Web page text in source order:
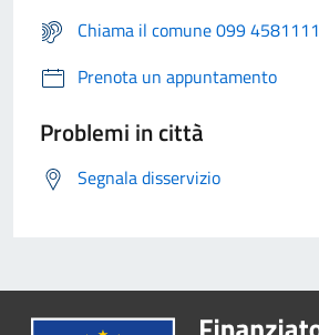
Chiama il comune 099 4581111
Prenota un appuntamento
Problemi in città
Segnala disservizio